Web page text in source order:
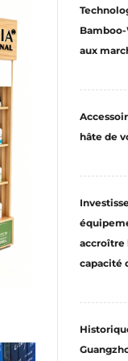
aux
hâte de
accroître
capacité